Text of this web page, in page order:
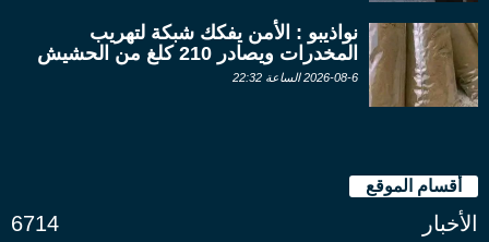
نواذيبو : الأمن يفكك شبكة لتهريب
المخدرات ويصادر 210 كلغ من الحشيش
2026-08-6 الساعة 22:32
أقسام الموقع
الأخبار 6714